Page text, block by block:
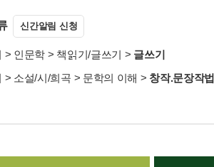
신간알림 신청
> 인문학 > 책읽기/글쓰기 > 글쓰기
> 소설/시/희곡 > 문학의 이해 > 창작.문장작법